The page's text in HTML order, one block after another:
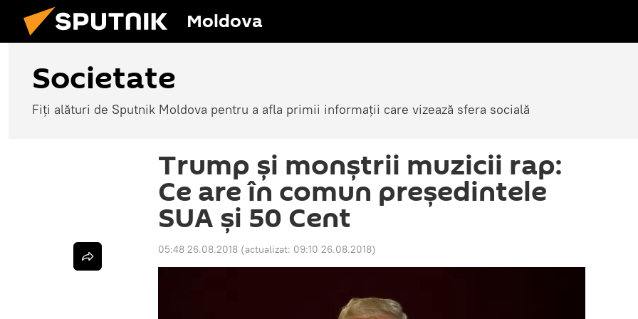
Moldova
Societate
Fiți alături de Sputnik Moldova pentru a afla primii informații care vizează sfera socială
Trump și monștrii muzicii rap:
Ce are în comun președintele
SUA și 50 Cent
05:48 26.08.2018 (actualizat: 09:10 26.08.2018)